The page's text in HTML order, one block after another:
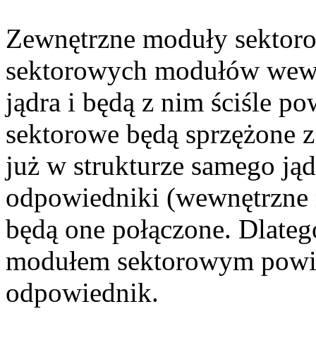
Zewnętrzne moduły
sektorowych modułów
jądra i będą z nim ściśle
sektorowe będą sprzężone
już w strukturze samego
odpowiedniki
będą one połączone.
modułem sektorowym
odpowiednik.